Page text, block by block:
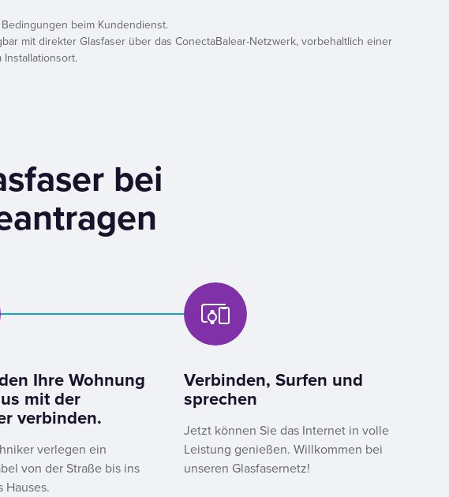
beim Kundendienst.
mit direkter Glasfaser über das ConectaBalear-Netzwerk, vorbehaltlich einer
bei
Ihre Wohnung
mit der
verbinden.
verlegen ein
von der Straße bis ins
Hauses.
Verbinden, Surfen und
sprechen
Jetzt können Sie das Internet in volle
Leistung genießen. Willkommen bei
unseren Glasfasernetz!